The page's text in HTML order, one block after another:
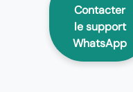
Contacter
le support
WhatsApp